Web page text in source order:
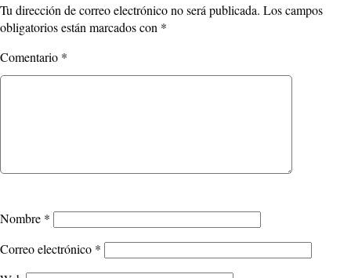
Tu dirección de correo electrónico no será publicada. Los campos
obligatorios están marcados con *
Comentario *
Nombre *
Correo electrónico *